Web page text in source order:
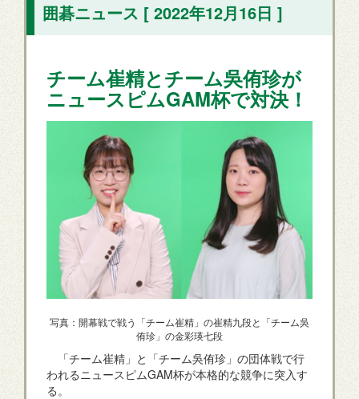
囲碁ニュース [ 2022年12月16日 ]
チーム崔精とチーム吳侑珍が
ニュースピムGAM杯で対決！
写真：開幕戦で戦う「チーム崔精」の崔精九段と「チーム吳
侑珍」の金彩瑛七段
「チーム崔精」と「チーム吳侑珍」の団体戦で行
われるニュースピムGAM杯が本格的な競争に突入す
る。